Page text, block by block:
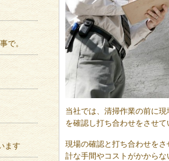
当社では、清掃作業の前に
を確認し打ち合わせをさせて
現場の確認と打ち合わせを
計な手間やコストがかから
で。
ます